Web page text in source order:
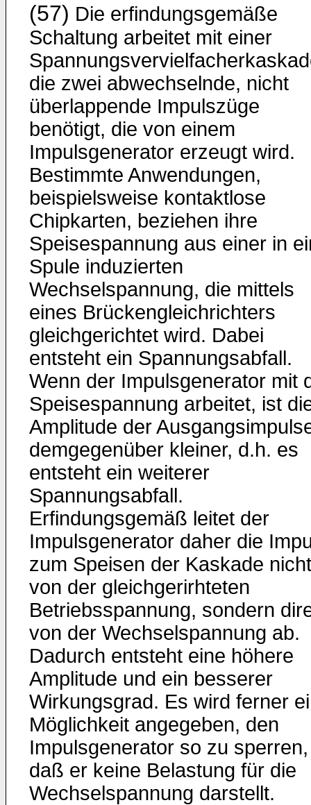
(57) Die erfindungsgemäße
Schaltung arbeitet mit einer
die zwei abwechselnde, nicht
überlappende Impulszüge
benötigt, die von einem
Impulsgenerator erzeugt wird.
Bestimmte Anwendungen,
beispielsweise kontaktlose
Chipkarten, beziehen ihre
Speisespannung aus einer in
Spule induzierten
Wechselspannung, die mittels
eines Brückengleichrichters
gleichgerichtet wird. Dabei
entsteht ein Spannungsabfall.
Wenn der Impulsgenerator mit
Speisespannung arbeitet, ist
Amplitude der
demgegenüber kleiner, d.h. es
entsteht ein weiterer
Spannungsabfall.
Erfindungsgemäß leitet der
Impulsgenerator daher die
zum Speisen der Kaskade nicht
von der gleichgerirhteten
Betriebsspannung, sondern
von der Wechselspannung ab.
Dadurch entsteht eine höhere
Amplitude und ein besserer
Wirkungsgrad. Es wird ferner
Möglichkeit angegeben, den
Impulsgenerator so zu sperren,
daß er keine Belastung für die
Wechselspannung darstellt.